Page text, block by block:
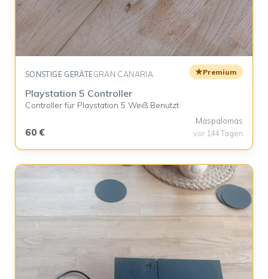
SONSTIGE GERÄTEGRAN CANARIA ★Premium
Playstation 5 Controller
Controller für Playstation 5 Weiß Benutzt
60 €
Maspalomas
vor 144 Tagen